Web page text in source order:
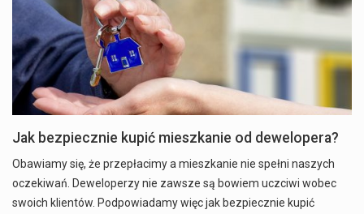
Jak bezpiecznie kupić mieszkanie od dewelopera?
Obawiamy się, że przepłacimy a mieszkanie nie spełni naszych
oczekiwań. Deweloperzy nie zawsze są bowiem uczciwi wobec
swoich klientów. Podpowiadamy więc jak bezpiecznie kupić